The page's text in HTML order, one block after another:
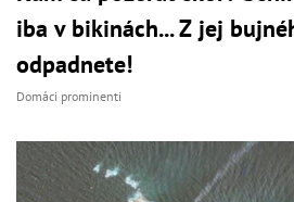
iba v bikinách... Z jej
odpadnete!
Domáci prominenti